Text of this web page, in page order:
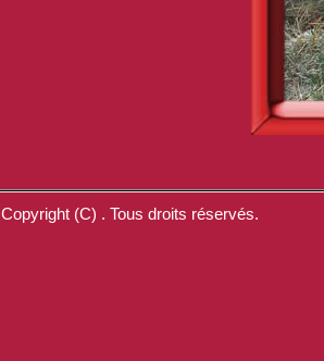
Copyright (C) . Tous droits réservés.